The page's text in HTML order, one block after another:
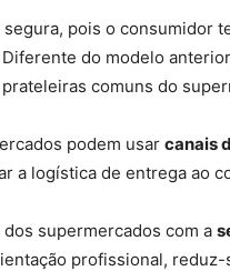
segura, pois o consumidor
do modelo
comuns do
podem usar canais
a logística de entrega ao
supermercados com a
profissional,